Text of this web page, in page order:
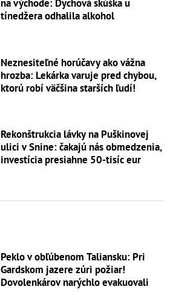
na východe: Dychová skúška u
tínedžera odhalila alkohol
Neznesiteľné horúčavy ako vážna
hrozba: Lekárka varuje pred chybou,
ktorú robí väčšina starších ľudí!
Rekonštrukcia lávky na Puškinovej
ulici v Snine: čakajú nás obmedzenia,
investícia presiahne 50-tisíc eur
Peklo v obľúbenom Taliansku: Pri
Gardskom jazere zúri požiar!
Dovolenkárov narýchlo evakuovali